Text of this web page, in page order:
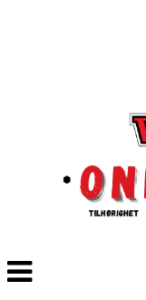
Veksle
navigasjon